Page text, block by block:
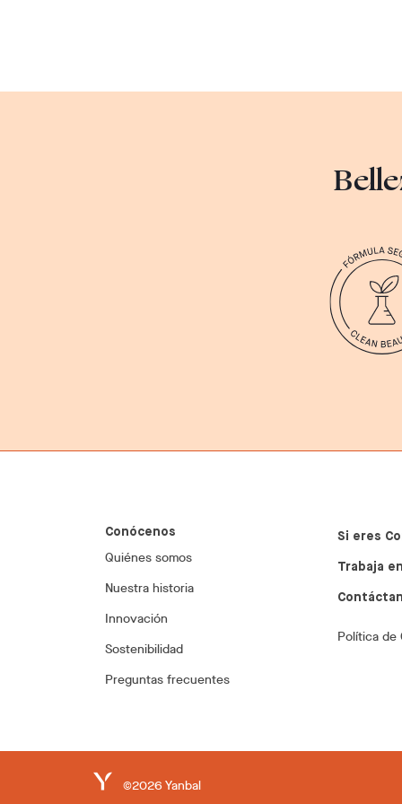
Conócenos
Quiénes somos
Nuestra historia
Innovación
Sostenibilidad
Preguntas frecuentes
Si eres
Trabaja en
Política de
©2026 Yanbal